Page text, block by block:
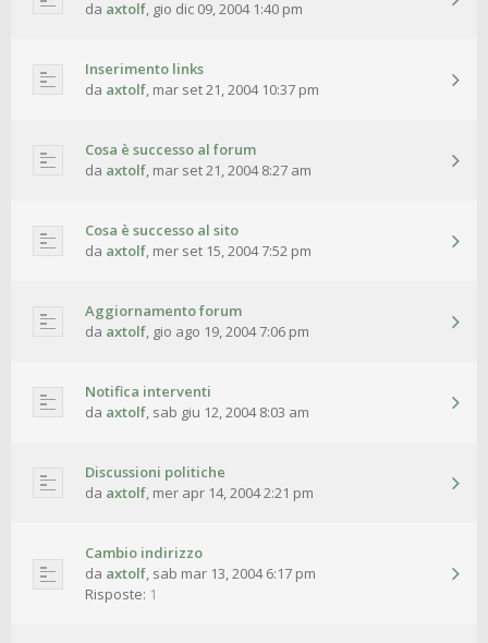
da axtolf, gio dic 09, 2004 1:40 pm
Inserimento links
da axtolf, mar set 21, 2004 10:37 pm
Cosa è successo al forum
da axtolf, mar set 21, 2004 8:27 am
Cosa è successo al sito
da axtolf, mer set 15, 2004 7:52 pm
Aggiornamento forum
da axtolf, gio ago 19, 2004 7:06 pm
Notifica interventi
da axtolf, sab giu 12, 2004 8:03 am
Discussioni politiche
da axtolf, mer apr 14, 2004 2:21 pm
Cambio indirizzo
da axtolf, sab mar 13, 2004 6:17 pm
Risposte: 1